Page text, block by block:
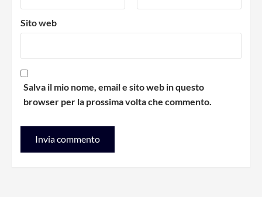
Sito web
Salva il mio nome, email e sito web in questo
browser per la prossima volta che commento.